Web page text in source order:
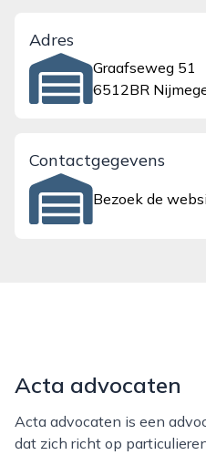
Adres
Graafseweg 51
6512BR
Contactgegevens
Bezoek de
Acta advocaten
Acta advocaten is een advocatenkantoor in nijmegen
dat zich richt op